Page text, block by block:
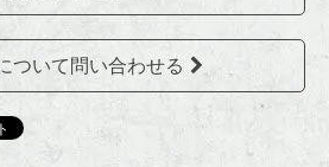
ついて問い合わせる